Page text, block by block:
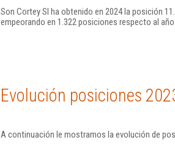
Son Cortey Sl ha obtenido en 2024 la posición
empeorando en 1.322 posiciones respecto al año
Evolución posiciones
A continuación le mostramos la evolución de